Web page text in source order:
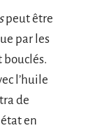
peut être
par les
bouclés.
l’huile
de
en